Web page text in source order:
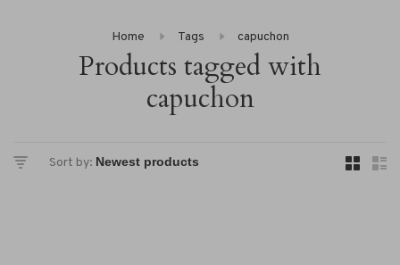
Home Tags capuchon
Products tagged with
capuchon
Sort by: